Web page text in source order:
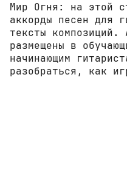
Мир Огня: на этой
аккорды песен для
тексты композиций.
размещены в
начинающим
разобраться, как